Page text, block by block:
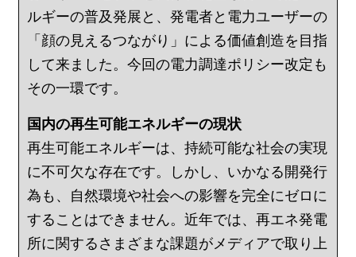
ルギーの普及発展と、発電者と電力ユーザーの
「顔の見えるつながり」による価値創造を目指
して来ました。今回の電力調達ポリシー改定も
その一環です。
国内の再生可能エネルギーの現状
再生可能エネルギーは、持続可能な社会の実現
に不可欠な存在です。しかし、いかなる開発行
為も、自然環境や社会への影響を完全にゼロに
することはできません。近年では、再エネ発電
所に関するさまざまな課題がメディアで取り上